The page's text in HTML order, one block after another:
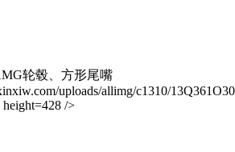
轮毂、方形尾嘴
uploads/allimg/c1310/
/>